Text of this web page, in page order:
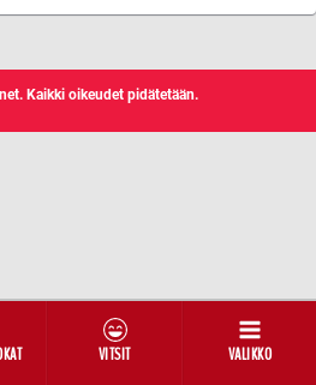
VITSIT VALIKKO
Kaikki oikeudet pidätetään.